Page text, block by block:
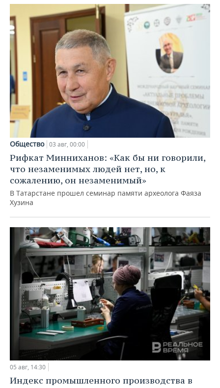
Общество 03 авг, 00:00
Рифкат Минниханов: «Как бы ни говорили,
что незаменимых людей нет, но, к
сожалению, он незаменимый»
В Татарстане прошел семинар памяти археолога Фаяза
Хузина
05 авг, 14:30
Индекс промышленного производства в